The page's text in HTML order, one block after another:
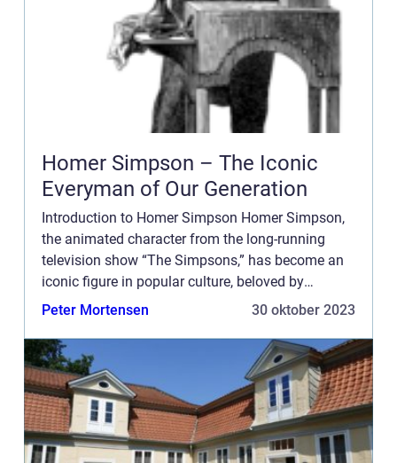
Homer Simpson – The Iconic
Everyman of Our Generation
Introduction to Homer Simpson Homer Simpson,
the animated character from the long-running
television show “The Simpsons,” has become an
iconic figure in popular culture, beloved by
millions around the world. Created by Matt
Peter Mortensen 30 oktober 2023